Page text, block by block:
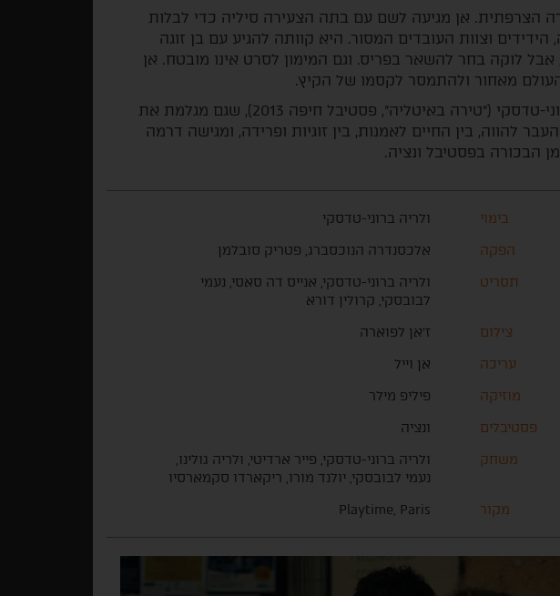
הצרפתית. אן מגיעה לשם עם בתה הצעירה סיליה כדי לבלות
וצוות העובדים המסור. היא קוותה להגיע עם בן זוגה
לוקה בחר להשאר בפריס. וגם המימון לסרט אינו מובטח. אן
מאחור ולהתמסר לקסמו של הקיץ.
הבמאית והשחקנית ולריה ברוני-טדסקי ("טירה באיטליה", פסטיבל חיפה 2013), שגם מגלמת את
להווה, בין החיים לאמנות, בין זוגיות ופרידה, ומגישה דרמה
הבכורה בפסטיבל ונציה.
בימוי
ולריה ברוני-טדסקי
הפקה
אלכסנדרה הנוכסברג, פטריק סובלמן
תסריט
ולריה ברוני-טדסקי, אנייס דה סאסי, נעמי
לבובסקי, קרולין דורא
צילום
ז'אן לפוארה
עריכה
אן וייל
מוזיקה
פיליפ מילר
פסטיבלים
ונציה
משחק
ולריה ברוני-טדסקי, פייר ארדיטי, ולריה גולינו,
נעמי לבובסקי, יולנד מורו, ריקארדו סקמארסיו
מקור
Playtime, Paris